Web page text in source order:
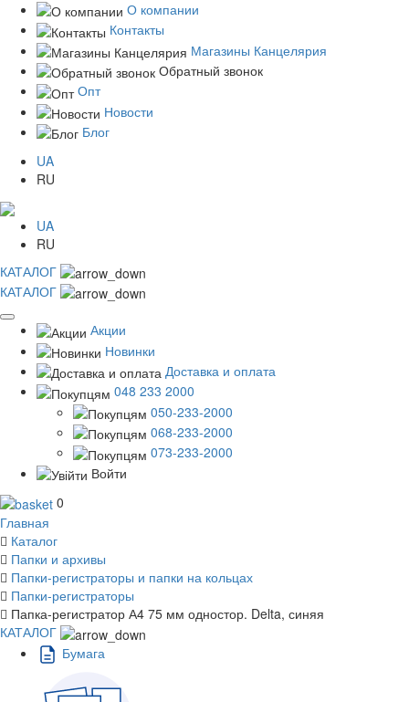
О компании
Контакты
Магазины Канцелярия
Обратный звонок
Опт
Новости
Блог
UA
RU
UA
RU
КАТАЛОГ
КАТАЛОГ
Акции
Новинки
Доставка и оплата
048 233 2000
050-233-2000
068-233-2000
073-233-2000
Войти
0
Главная
Каталог
Папки и архивы
Папки-регистраторы и папки на кольцах
Папки-регистраторы
Папка-регистратор А4 75 мм одностор. Delta, синяя
КАТАЛОГ
Бумага